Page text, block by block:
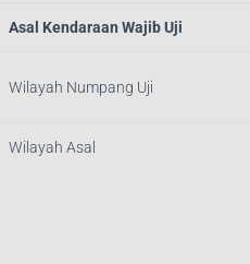
Asal Kendaraan Wajib Uji
Wilayah Numpang Uji
Wilayah Asal